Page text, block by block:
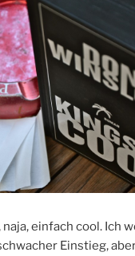
einfach cool. Ich
Einstieg,